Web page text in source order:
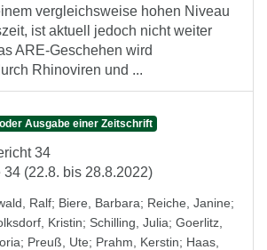
vergleichsweise hohen Niveau
ist aktuell jedoch nicht weiter
ARE-Geschehen wird
Rhinoviren und ...
Ausgabe einer Zeitschrift
34
(22.8. bis 28.8.2022)
Ralf; Biere, Barbara; Reiche, Janine;
Kristin; Schilling, Julia; Goerlitz,
; Preuß, Ute; Prahm, Kerstin; Haas,